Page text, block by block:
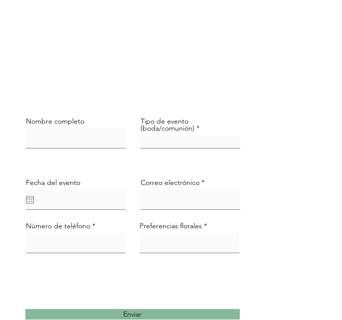
Nombre completo Tipo de evento
(boda/comunión)
Fecha del evento Correo electrónico
Número de teléfono Preferencias florales
Enviar